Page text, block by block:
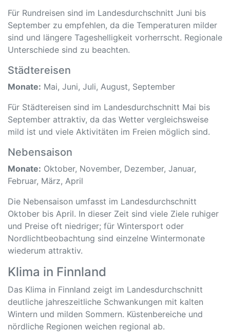
Für Rundreisen sind im Landesdurchschnitt Juni bis
September zu empfehlen, da die Temperaturen milder
sind und längere Tageshelligkeit vorherrscht. Regionale
Unterschiede sind zu beachten.
Städtereisen
Monate: Mai, Juni, Juli, August, September
Für Städtereisen sind im Landesdurchschnitt Mai bis
September attraktiv, da das Wetter vergleichsweise
mild ist und viele Aktivitäten im Freien möglich sind.
Nebensaison
Monate: Oktober, November, Dezember, Januar,
Februar, März, April
Die Nebensaison umfasst im Landesdurchschnitt
Oktober bis April. In dieser Zeit sind viele Ziele ruhiger
und Preise oft niedriger; für Wintersport oder
Nordlichtbeobachtung sind einzelne Wintermonate
wiederum attraktiv.
Klima in Finnland
Das Klima in Finnland zeigt im Landesdurchschnitt
deutliche jahreszeitliche Schwankungen mit kalten
Wintern und milden Sommern. Küstenbereiche und
nördliche Regionen weichen regional ab.